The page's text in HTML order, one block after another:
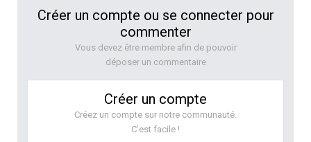
Créer un compte ou se connecter pour
commenter
Vous devez être membre afin de pouvoir
déposer un commentaire
Créer un compte
Créez un compte sur notre communauté.
C’est facile !